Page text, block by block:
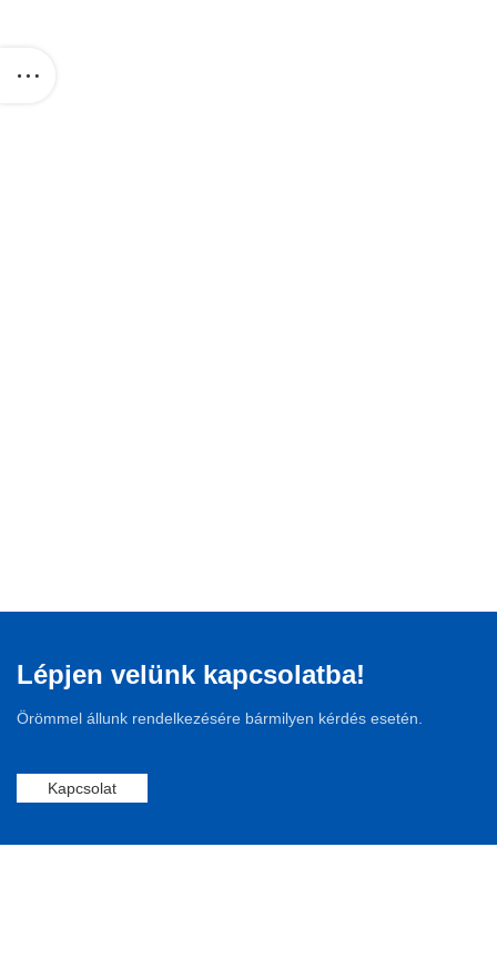
Lépjen velünk kapcsolatba!
Örömmel állunk rendelkezésére bármilyen kérdés esetén.
Kapcsolat